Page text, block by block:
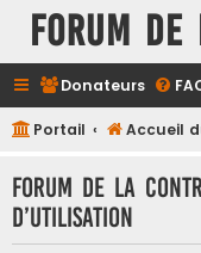
FORUM DE
Donateurs
Portail Accueil
FORUM DE LA
d’utilisation